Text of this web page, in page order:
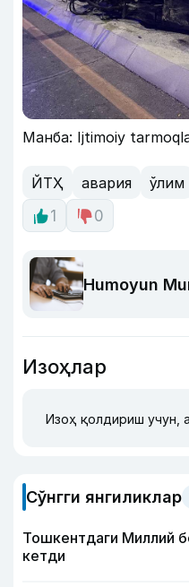
Манба: Ijtimoiy
ЙТҲ авария ўлим
1
0
Humoyun
Изоҳлар
Изоҳ қолдириш учун,
Сўнгги янгиликлар
Тошкентдаги Миллий
кетди